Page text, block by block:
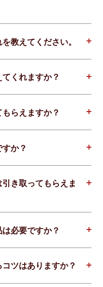
教えてください。
くれますか？
らえますか？
か？
き取ってもらえま
必要ですか？
ツはありますか？